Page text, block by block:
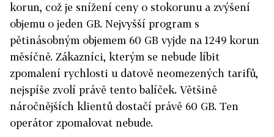
korun, což je snížení ceny o stokorunu a zvýšení
objemu o jeden GB. Nejvyšší program s
pětinásobným objemem 60 GB vyjde na 1249 korun
měsíčně. Zákazníci, kterým se nebude líbit
zpomalení rychlosti u datově neomezených tarifů,
nejspíše zvolí právě tento balíček. Většině
náročnějších klientů dostačí právě 60 GB. Ten
operátor zpomalovat nebude.